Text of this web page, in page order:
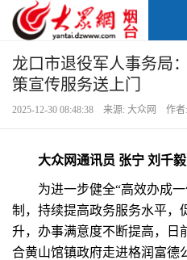
龙口市退役军人事务局
策宣传服务送上门
2025-12-30 08:48:38 来源: 大众网 作者
大众网通讯员 张宁 刘千
为进一步健全“高效办成一
制，持续提高政务服务水平，
升，办事满意度不断提高，日
合黄山馆镇政府走进格润富德